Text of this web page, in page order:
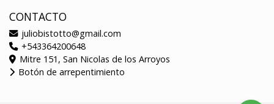
CONTACTO
juliobistotto@gmail.com
+543364200648
Mitre 151, San Nicolas de los Arroyos
Botón de arrepentimiento